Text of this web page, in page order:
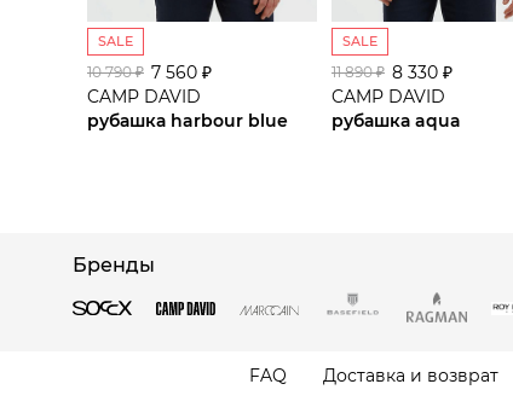
SALE
10 790 ₽ 7 560 ₽
CAMP DAVID
рубашка harbour blue
SALE
11 890 ₽ 8 330 ₽
CAMP DAVID
рубашка aqua
Бренды
FAQ Доставка и возврат